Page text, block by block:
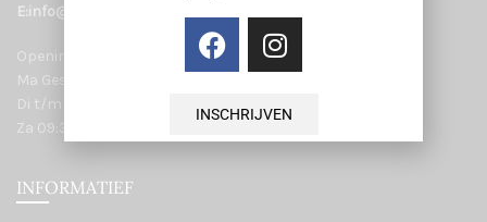
E:info@highlandsmode.nl
Openingstijden:
Ma Gesloten
Di t/m vr 09:30-17:30
Za 09:30-17:00
INFORMATIEF
INSCHRIJVEN